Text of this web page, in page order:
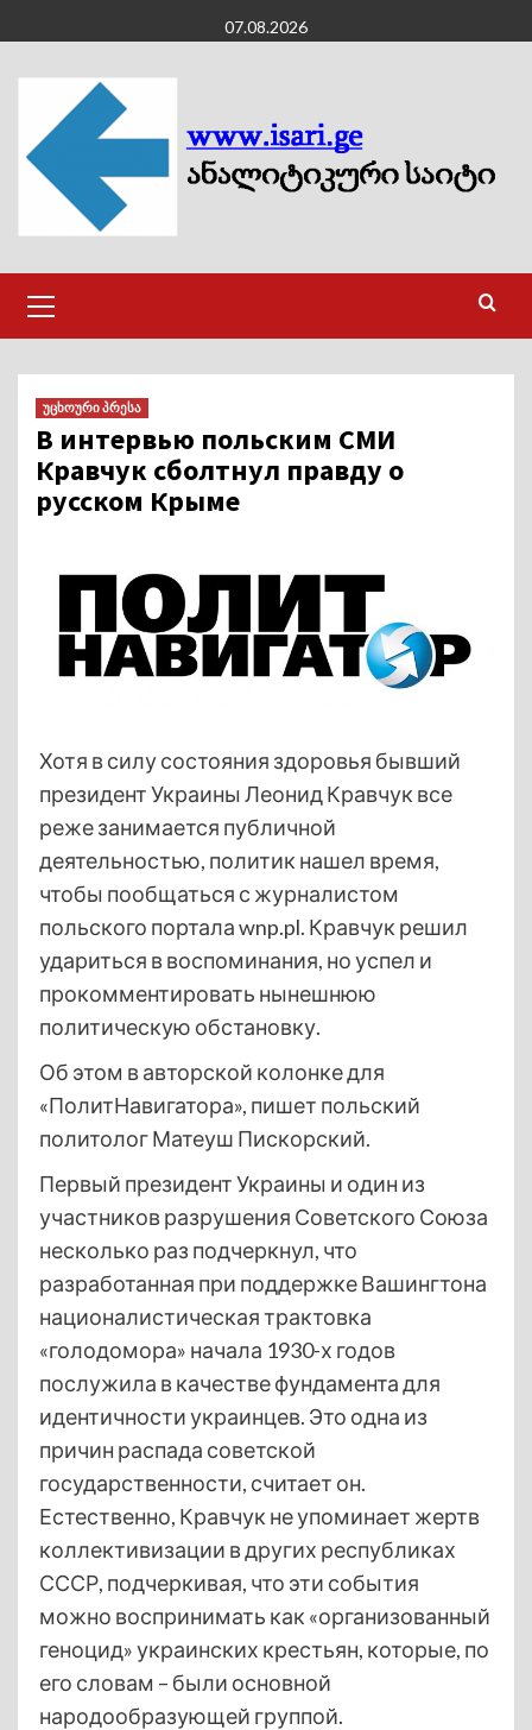
to
content
07.08.2026
Menu
უცხოური პრესა
В интервью польским СМИ
Кравчук сболтнул правду о
русском Крыме
Хотя в силу состояния здоровья бывший
президент Украины Леонид Кравчук все
реже занимается публичной
деятельностью, политик нашел время,
чтобы пообщаться с журналистом
польского портала wnp.pl. Кравчук решил
удариться в воспоминания, но успел и
прокомментировать нынешнюю
политическую обстановку.
Об этом в авторской колонке для
«ПолитНавигатора», пишет польский
политолог Матеуш Пискорский.
Первый президент Украины и один из
участников разрушения Советского Союза
несколько раз подчеркнул, что
разработанная при поддержке Вашингтона
националистическая трактовка
«голодомора» начала 1930-х годов
послужила в качестве фундамента для
идентичности украинцев. Это одна из
причин распада советской
государственности, считает он.
Естественно, Кравчук не упоминает жертв
коллективизации в других республиках
СССР, подчеркивая, что эти события
можно воспринимать как «организованный
геноцид» украинских крестьян, которые, по
его словам – были основной
народообразующей группой.